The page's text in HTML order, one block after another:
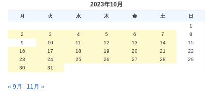
2023年10月
月 火 水 木 金 土
日
1
2
3 4 5 6 7
8
9
10 11 12 13 14
15
16
17 18 19 20 21
22
23
24 25 26 27 28
29
30
31
« 9月 11月 »